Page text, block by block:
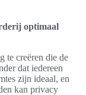
optimaal
te creëren die de
dat iedereen
zijn ideaal, en
kan privacy